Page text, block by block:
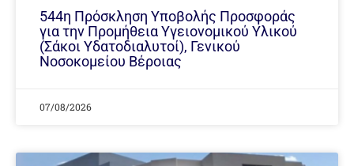
544η Πρόσκληση Υποβολής Προσφοράς
για την Προμήθεια Υγειονομικού Υλικού
(Σάκοι Υδατοδιαλυτοί), Γενικού
Νοσοκομείου Βέροιας
07/08/2026